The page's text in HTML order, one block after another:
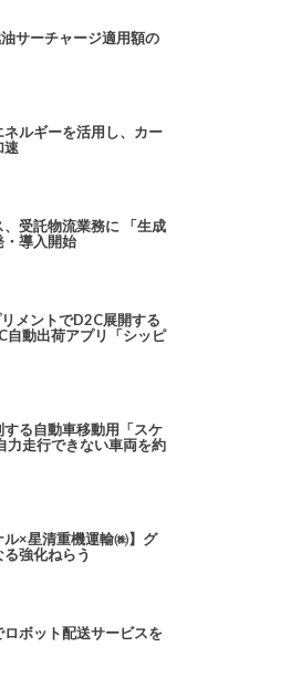
サーチャージ適用額の
ルギーを活用し、カー
速
受託物流業務に 「生成
導入開始
メントでD2C展開する
自動出荷アプリ「シッピ
る自動車移動用「スケ
力走行できない車両を約
ル×星清重機運輸㈱】グ
強化ねらう
ボット配送サービスを